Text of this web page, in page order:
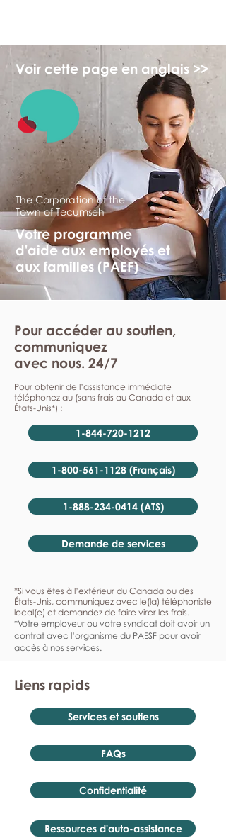
Voir cette page en anglais >>
The Corporation of the
Town of Tecumseh
Votre programme
d'aide aux employés et
aux familles (PAEF)
Pour accéder au soutien,
communiquez
avec nous. 24/7
Pour obtenir de l’assistance immédiate
téléphonez au (sans frais au Canada et aux
États-Unis*) :
1-844-720-1212
1-800-561-1128 (Français)
1-888-234-0414 (ATS)
Demande de services
*Si vous êtes à l’extérieur du Canada ou des
États-Unis, communiquez avec le(la) téléphoniste
local(e) et demandez de faire virer les frais.
*Votre employeur ou votre syndicat doit avoir un
contrat avec l’organisme du PAESF pour avoir
accès à nos services.
Liens rapids
Services et soutiens
FAQs
Confidentialité
Ressources d'auto-assistance